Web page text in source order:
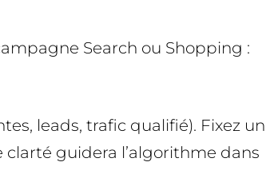
Search ou Shopping :
leads, trafic qualifié). Fixez un
clarté guidera l’algorithme dans